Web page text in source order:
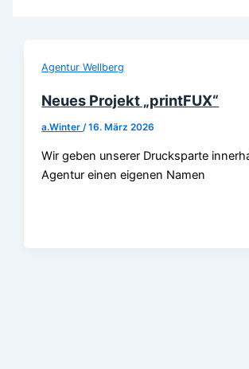
Agentur Wellberg
Neues Projekt „printFUX“
a.Winter/16. März 2026
Wir geben unserer Drucksparte
Agentur einen eigenen Namen